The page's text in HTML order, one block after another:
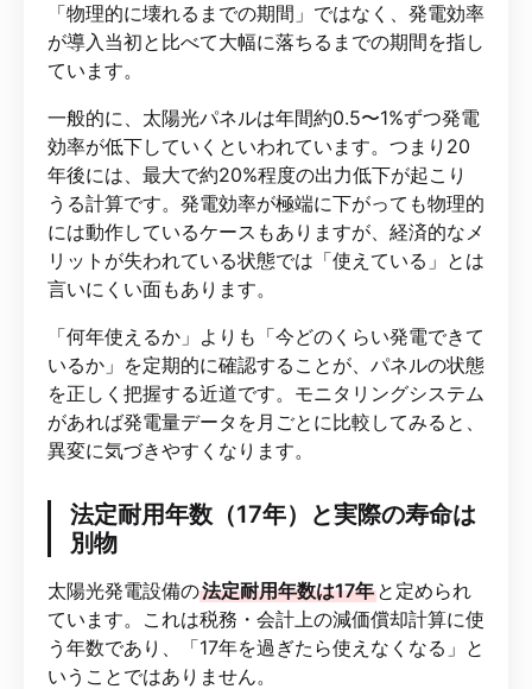
「物理的に壊れるまでの期間」ではなく、発電効率
が導入当初と比べて大幅に落ちるまでの期間を指し
ています。
一般的に、太陽光パネルは年間約0.5〜1%ずつ発電
効率が低下していくといわれています。つまり20
年後には、最大で約20%程度の出力低下が起こり
うる計算です。発電効率が極端に下がっても物理的
には動作しているケースもありますが、経済的なメ
リットが失われている状態では「使えている」とは
言いにくい面もあります。
「何年使えるか」よりも「今どのくらい発電できて
いるか」を定期的に確認することが、パネルの状態
を正しく把握する近道です。モニタリングシステム
があれば発電量データを月ごとに比較してみると、
異変に気づきやすくなります。
法定耐用年数（17年）と実際の寿命は
別物
太陽光発電設備の法定耐用年数は17年 と定められ
ています。これは税務・会計上の減価償却計算に使
う年数であり、「17年を過ぎたら使えなくなる」と
いうことではありません。